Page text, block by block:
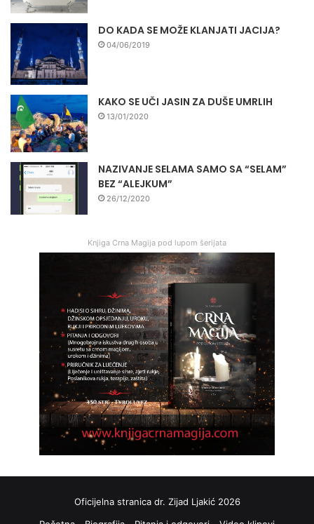
DO KADA SE MOŽE KLANJATI JACIJA?
04/06/2019
KAKO SE UČI JASIN ZA DUŠE UMRLIH
13/01/2020
NAZIVANJE SELAMA SAMO SA “SELAM”
BEZ “ALEJKUM”
26/12/2020
Knjiga Crna Magija pod lupom šerijata
Oficijelna stranica dr. Zijad Ljakić 2026